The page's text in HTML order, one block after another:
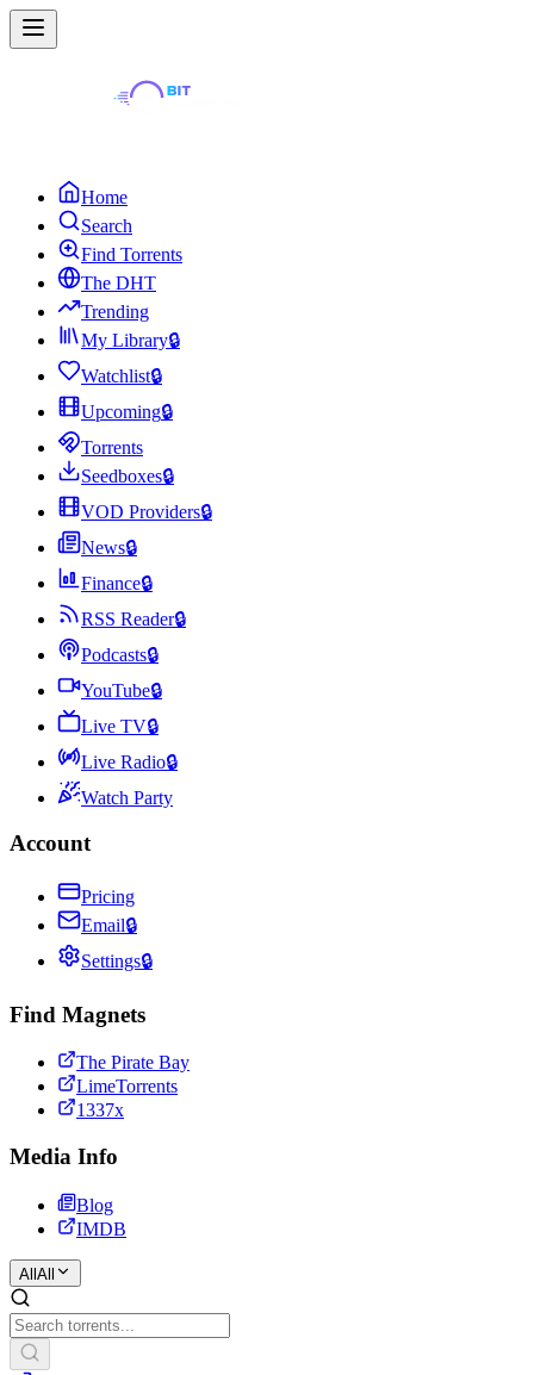
Home
Search
Find Torrents
The DHT
Trending
My Library🔒
Watchlist🔒
Upcoming🔒
Torrents
Seedboxes🔒
VOD Providers🔒
News🔒
Finance🔒
RSS Reader🔒
Podcasts🔒
YouTube🔒
Live TV🔒
Live Radio🔒
Watch Party
Account
Pricing
Email🔒
Settings🔒
Find Magnets
The Pirate Bay
LimeTorrents
1337x
Media Info
Blog
IMDB
All All